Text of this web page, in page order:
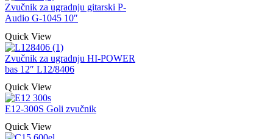
Zvučnik za ugradnju gitarski P-
Audio G-1045 10″
Quick View
Zvučnik za ugradnju HI-POWER
bas 12″ L12/8406
Quick View
E12-300S Goli zvučnik
Quick View